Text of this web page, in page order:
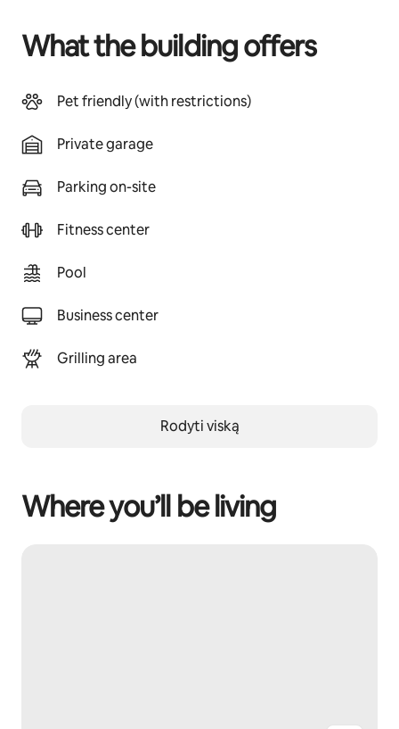
What the building offers
Pet friendly (with restrictions)
Private garage
Parking on-site
Fitness center
Pool
Business center
Grilling area
Rodyti viską
Where you’ll be living